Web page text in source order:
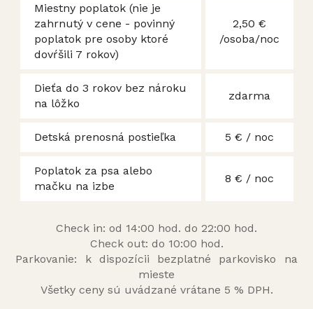
Miestny poplatok (nie je
zahrnutý v cene - povinný
poplatok pre osoby ktoré
dovŕšili 7 rokov)
2,50 €
/osoba/noc
Dieťa do 3 rokov bez nároku
na lôžko
zdarma
Detská prenosná postieľka 5 € / noc
Poplatok za psa alebo
mačku na izbe
8 € / noc
Check in: od 14:00 hod. do 22:00 hod.
Check out: do 10:00 hod.
Parkovanie: k dispozícii bezplatné parkovisko na
mieste
Všetky ceny sú uvádzané vrátane 5 % DPH.